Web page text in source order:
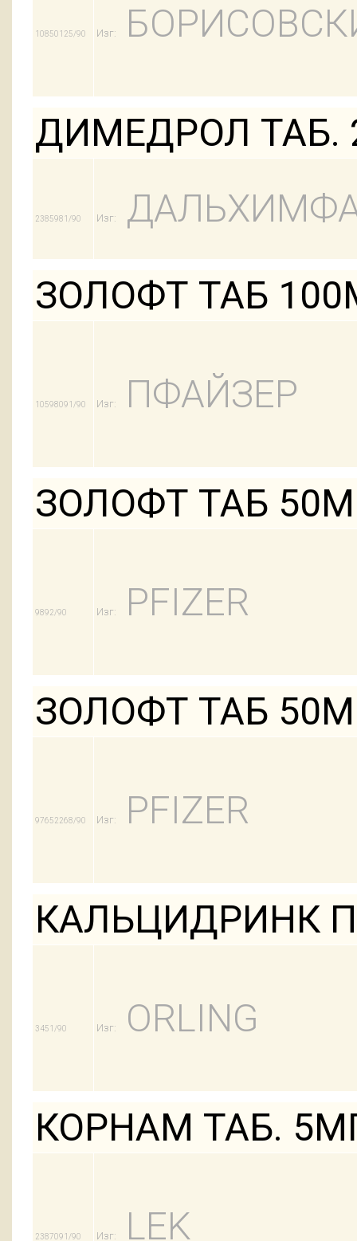
10850125/90 Изг:
ДИМЕДРОЛ ТАБ.
2385981/90 Изг:
ЗОЛОФТ ТАБ
10598091/90 Изг: ПФАЙЗЕР
ЗОЛОФТ ТАБ
9892/90 Изг: PFIZER
ЗОЛОФТ ТАБ
97652268/90 Изг: PFIZER
КАЛЬЦИДРИНК
3451/90 Изг: ORLING
КОРНАМ ТАБ.
2387091/90 Изг: LEK